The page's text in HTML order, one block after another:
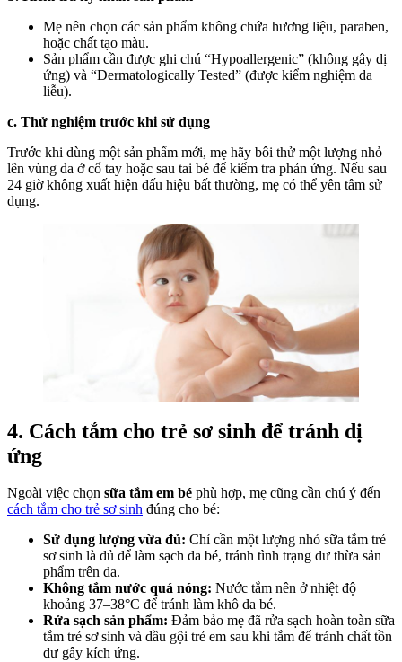
Mẹ nên chọn các sản phẩm không chứa hương liệu, paraben,
hoặc chất tạo màu.
Sản phẩm cần được ghi chú “Hypoallergenic” (không gây dị
ứng) và “Dermatologically Tested” (được kiểm nghiệm da
liễu).
c. Thử nghiệm trước khi sử dụng
Trước khi dùng một sản phẩm mới, mẹ hãy bôi thử một lượng nhỏ
lên vùng da ở cổ tay hoặc sau tai bé để kiểm tra phản ứng. Nếu sau
24 giờ không xuất hiện dấu hiệu bất thường, mẹ có thể yên tâm sử
dụng.
4. Cách tắm cho trẻ sơ sinh để tránh dị
ứng
Ngoài việc chọn sữa tắm em bé phù hợp, mẹ cũng cần chú ý đến
cách tắm cho trẻ sơ sinh đúng cho bé:
Sử dụng lượng vừa đủ: Chỉ cần một lượng nhỏ sữa tắm trẻ
sơ sinh là đủ để làm sạch da bé, tránh tình trạng dư thừa sản
phẩm trên da.
Không tắm nước quá nóng: Nước tắm nên ở nhiệt độ
khoảng 37–38°C để tránh làm khô da bé.
Rửa sạch sản phẩm: Đảm bảo mẹ đã rửa sạch hoàn toàn sữa
tắm trẻ sơ sinh và dầu gội trẻ em sau khi tắm để tránh chất tồn
dư gây kích ứng.